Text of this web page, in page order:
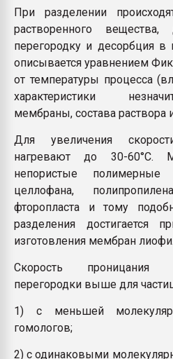
При разделении
растворенного
перегородку и десорбция
описывается уравнением
от температуры процесса
характеристики
мембраны, состава раствора
Для увеличения
нагревают до 30-60°С.
непористые
целлофана,
фторопласта и тому
разделения достигается
изготовления мембран
Скорость проницания
перегородки выше для
1) с меньшей
гомологов;
2) с одинаковыми